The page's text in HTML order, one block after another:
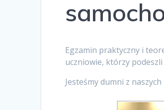
Egzamin praktyczny i
uczniowie, którzy
Jesteśmy dumni z